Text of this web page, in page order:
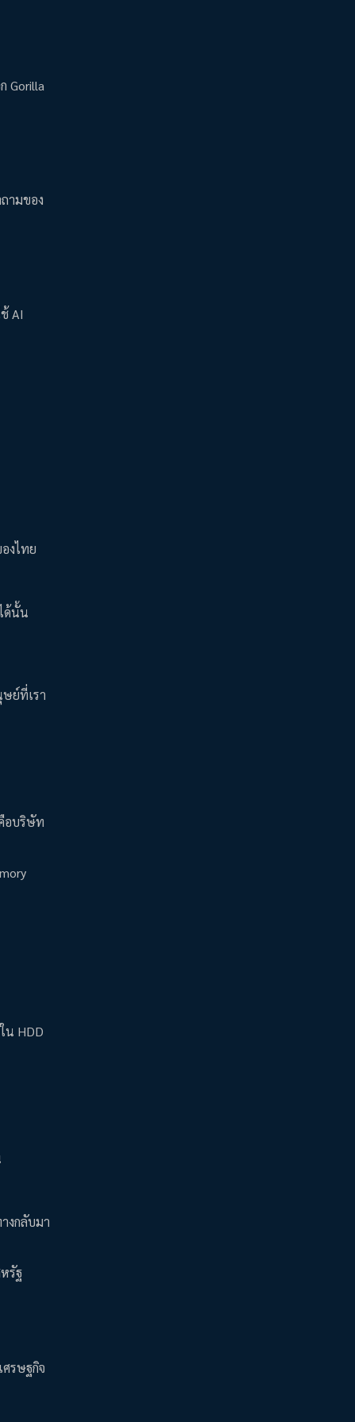
Gorilla
ามของ
AI
งไทย
ด้นั้น
ษย์ที่เรา
อบริษัท
น HDD
งกลับมา
รัฐ
รษฐกิจ